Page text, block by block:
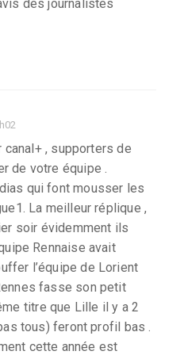
des journalistes
canal+ , supporters de
de votre équipe .
qui font mousser les
La meilleur réplique ,
soir évidemment ils
Rennaise avait
l’équipe de Lorient
fasse son petit
titre que Lille il y a 2
tous) feront profil bas .
cette année est